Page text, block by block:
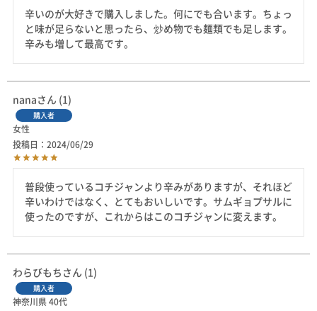
辛いのが大好きで購入しました。何にでも合います。ちょっ
と味が足らないと思ったら、炒め物でも麺類でも足します。
辛みも増して最高です。
nana 1
購入者
女性
投稿日
2024/06/29
普段使っているコチジャンより辛みがありますが、それほど
辛いわけではなく、とてもおいしいです。サムギョプサルに
使ったのですが、これからはこのコチジャンに変えます。
わらびもち 1
購入者
神奈川県 40代